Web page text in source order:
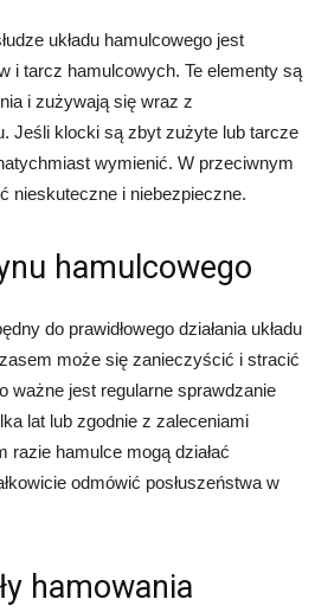
układu hamulcowego jest
i tarcz hamulcowych. Te elementy są
i zużywają się wraz z
Jeśli klocki są zbyt zużyte lub tarcze
wymienić. W przeciwnym
nieskuteczne i niebezpieczne.
hamulcowego
do prawidłowego działania układu
może się zanieczyścić i stracić
ważne jest regularne sprawdzanie
lat lub zgodnie z zaleceniami
razie hamulce mogą działać
odmówić posłuszeństwa w
hamowania